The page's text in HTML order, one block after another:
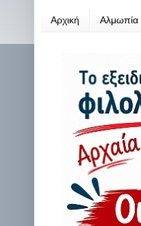
Αρχική Αλμωπία